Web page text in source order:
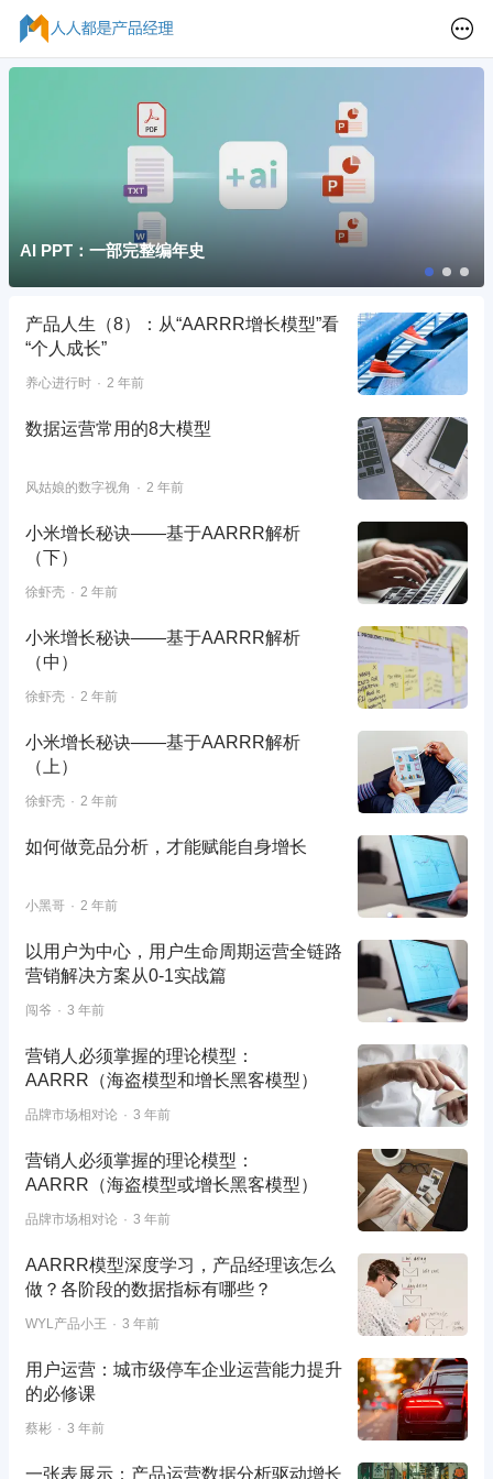
AI PPT：一部完整编年史
产品人生（8）：从“AARRR增长模型”看
“个人成长”
养心进行时 2 年前
数据运营常用的8大模型
风姑娘的数字视角 2 年前
小米增长秘诀——基于AARRR解析
（下）
徐虾壳 2 年前
小米增长秘诀——基于AARRR解析
（中）
徐虾壳 2 年前
小米增长秘诀——基于AARRR解析
（上）
徐虾壳 2 年前
如何做竞品分析，才能赋能自身增长
小黑哥 2 年前
以用户为中心，用户生命周期运营全链路
营销解决方案从0-1实战篇
闯爷 3 年前
营销人必须掌握的理论模型：
AARRR（海盗模型和增长黑客模型）
品牌市场相对论 3 年前
营销人必须掌握的理论模型：
AARRR（海盗模型或增长黑客模型）
品牌市场相对论 3 年前
AARRR模型深度学习，产品经理该怎么
做？各阶段的数据指标有哪些？
WYL产品小王 3 年前
用户运营：城市级停车企业运营能力提升
的必修课
蔡彬 3 年前
一张表展示：产品运营数据分析驱动增长